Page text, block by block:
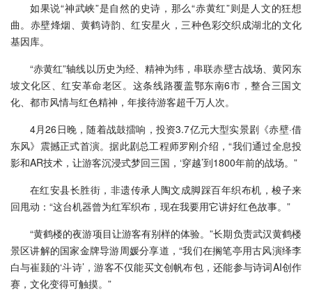
如果说“神武峡”是自然的史诗，那么“赤黄红”则是人文的狂想
曲。赤壁烽烟、黄鹤诗韵、红安星火，三种色彩交织成湖北的文化
基因库。
“赤黄红”轴线以历史为经、精神为纬，串联赤壁古战场、黄冈东
坡文化区、红安革命老区。这条线路覆盖鄂东南6市，整合三国文
化、都市风情与红色精神，年接待游客超千万人次。
4月26日晚，随着战鼓擂响，投资3.7亿元大型实景剧《赤壁·借
东风》震撼正式首演。据此剧总工程师罗刚介绍，“我们通过全息投
影和AR技术，让游客沉浸式梦回三国，‘穿越’到1800年前的战场。”
在红安县长胜街，非遗传承人陶文成脚踩百年织布机，梭子来
回甩动：“这台机器曾为红军织布，现在我要用它讲好红色故事。”
“黄鹤楼的夜游项目让游客有别样的体验。”长期负责武汉黄鹤楼
景区讲解的国家金牌导游周媛分享道，“我们在搁笔亭用古风演绎李
白与崔颢的‘斗诗’，游客不仅能买文创帆布包，还能参与诗词AI创作
赛，文化变得可触摸。”